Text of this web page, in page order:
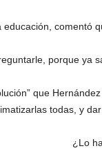
educación, comentó
porque ya
que
todas, y
¿Lo